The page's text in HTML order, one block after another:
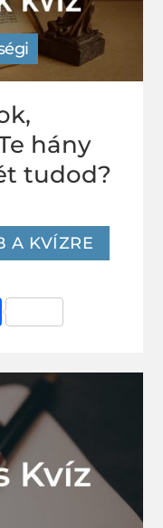
hány
tudod?
A KVÍZRE
Ossza